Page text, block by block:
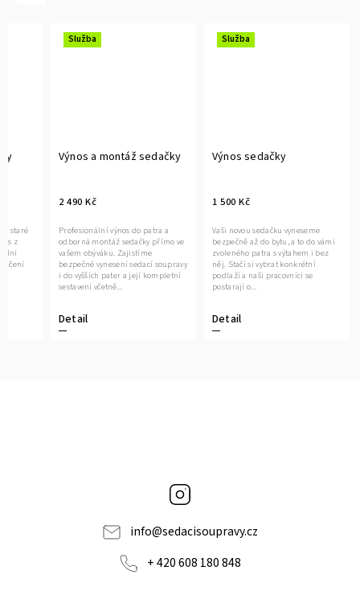
staré
z
Služba
Výnos a montáž sedačky
2 490 Kč
Detail
Profesionální výnos do patra a
odborná montáž sedačky přímo ve
vašem obýváku. Zajistíme
bezpečné vynesení sedací soupravy
i do vyšších pater a její kompletní
sestavení včetně...
Služba
Výnos sedačky
1 500 Kč
Detail
Vaši novou sedačku vyneseme
bezpečně až do bytu, a to do vámi
zvoleného patra s výtahem i bez
něj. Stačí si vybrat konkrétní
podlaží a naši pracovníci se
postarají o...
info@sedacisoupravy.cz
+ 420 608 180 848